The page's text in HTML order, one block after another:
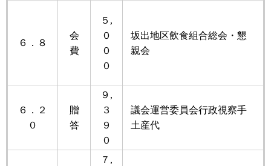
６．８
会
費
５,
０
０
０
坂出地区飲食組合総会・懇
親会
６．２
０
贈
答
９,
３
９
０
議会運営委員会行政視察手
土産代
７,